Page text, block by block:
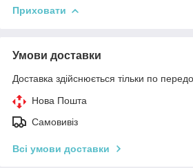
Приховати
Умови доставки
Доставка здійснюється тільки по
Нова Пошта
Самовивіз
Всі умови доставки